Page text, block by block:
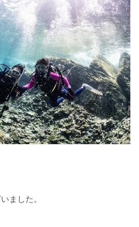
ました。